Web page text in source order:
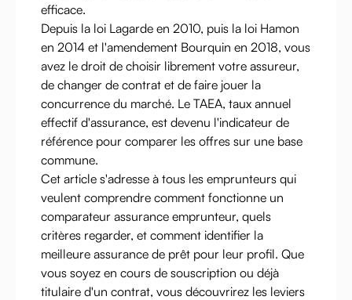
efficace.
Depuis la loi Lagarde en 2010, puis la loi Hamon
en 2014 et l'amendement Bourquin en 2018, vous
avez le droit de choisir librement votre assureur,
de changer de contrat et de faire jouer la
concurrence du marché. Le TAEA, taux annuel
effectif d'assurance, est devenu l'indicateur de
référence pour comparer les offres sur une base
commune.
Cet article s'adresse à tous les emprunteurs qui
veulent comprendre comment fonctionne un
comparateur assurance emprunteur, quels
critères regarder, et comment identifier la
meilleure assurance de prêt pour leur profil. Que
vous soyez en cours de souscription ou déjà
titulaire d'un contrat, vous découvrirez les leviers